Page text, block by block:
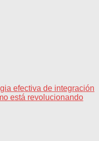
efectiva de integración
está revolucionando